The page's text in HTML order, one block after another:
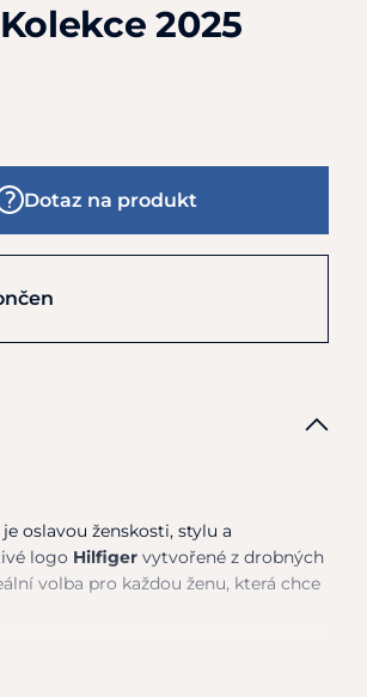
2025
Dotaz na produkt
oslavou ženskosti, stylu a
logo Hilfiger vytvořené z drobných
volba pro každou ženu, která chce